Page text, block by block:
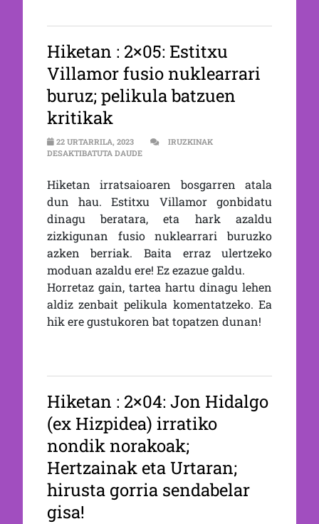
Hiketan : 2×05: Estitxu
Villamor fusio nuklearrari
buruz; pelikula batzuen
kritikak
22 URTARRILA, 2023
IRUZKINAK
DESAKTIBATUTA DAUDE2×05: ESTITXU VILLAMOR FUSIO
Hiketan irratsaioaren bosgarren atala
dun hau. Estitxu Villamor gonbidatu
dinagu beratara, eta hark azaldu
zizkigunan fusio nuklearrari buruzko
azken berriak. Baita erraz ulertzeko
moduan azaldu ere! Ez ezazue galdu.
Horretaz gain, tartea hartu dinagu lehen
aldiz zenbait pelikula komentatzeko. Ea
hik ere gustukoren bat topatzen dunan!
Hiketan : 2×04: Jon Hidalgo
(ex Hizpidea) irratiko
nondik norakoak;
Hertzainak eta Urtaran;
hirusta gorria sendabelar
gisa!